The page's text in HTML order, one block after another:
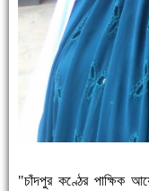
"চাঁদপুর কণ্ঠের পাক্ষিক